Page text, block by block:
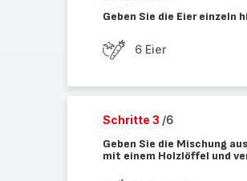
Geben Sie die Eier einzeln
6 Eier
Schritte 3 /6
Geben Sie die Mischung
mit einem Holzlöffel und